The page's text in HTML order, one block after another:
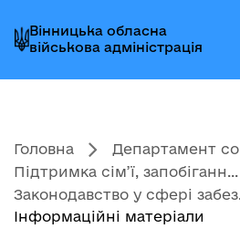
до
головного
меню
до
головного
вмісту
до
головного
колонтитула
Вінницька обласна
військова адміністрація
Головна
Департамент
Підтримка сім’ї, запобіганн...
Законодавство у сфері
Інформаційні матеріали